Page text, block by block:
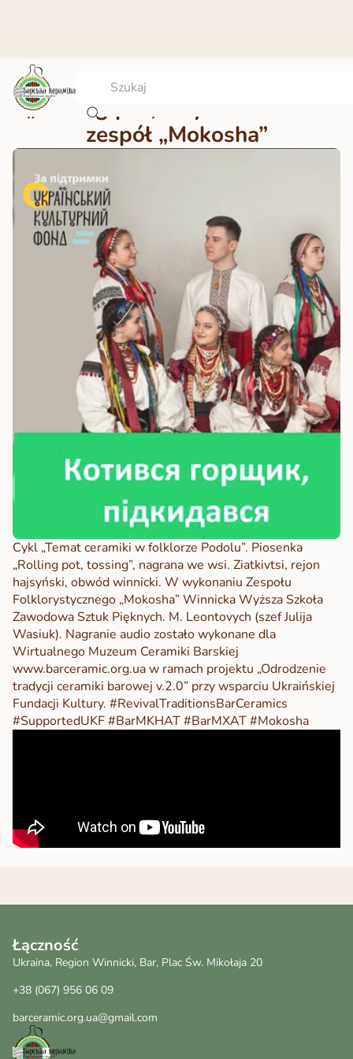
„Rolling pot, zwymiotował” –
zespół „Mokosha”
Cykl „Temat ceramiki w folklorze Podolu”. Piosenka
„Rolling pot, tossing”, nagrana we wsi. Ziatkivtsi, rejon
hajsyński, obwód winnicki. W wykonaniu Zespołu
Folklorystycznego „Mokosha” Winnicka Wyższa Szkoła
Zawodowa Sztuk Pięknych. M. Leontovych (szef Julija
Wasiuk). Nagranie audio zostało wykonane dla
Wirtualnego Muzeum Ceramiki Barskiej
www.barceramic.org.ua w ramach projektu „Odrodzenie
tradycji ceramiki barowej v.2.0” przy wsparciu Ukraińskiej
Fundacji Kultury. #RevivalTraditionsBarCeramics
#SupportedUKF #BarMKHAT #BarMXAT #Mokosha
Łączność
Ukraina, Region Winnicki, Bar, Plac Św. Mikołaja 20
+38 (067) 956 06 09
barceramic.org.ua@gmail.com